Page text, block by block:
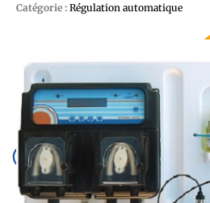
Catégorie : Régulation automatique